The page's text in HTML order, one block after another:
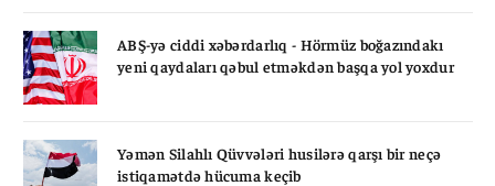
ABŞ-yə ciddi xəbərdarlıq - Hörmüz boğazındakı
yeni qaydaları qəbul etməkdən başqa yol yoxdur
Yəmən Silahlı Qüvvələri husilərə qarşı bir neçə
istiqamətdə hücuma keçib